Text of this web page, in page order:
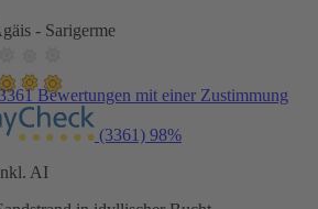
- Sarigerme
Bewertungen mit einer Zustimmung
(3361) 98%
AI